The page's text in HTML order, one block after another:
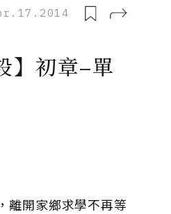
】初章–單
離開家鄉求學不再等